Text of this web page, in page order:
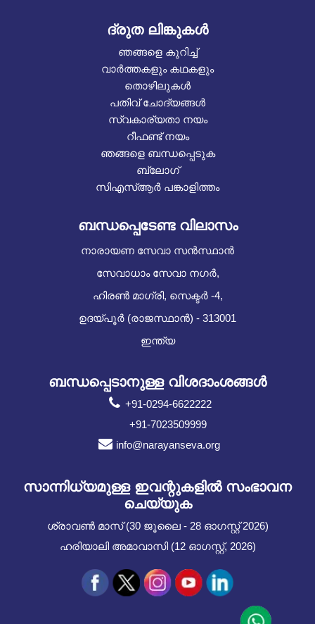
ദ്രുത ലിങ്കുകൾ
ഞങ്ങളെ കുറിച്ച്
വാർത്തകളും കഥകളും
തൊഴിലുകൾ
പതിവ് ചോദ്യങ്ങൾ
സ്വകാര്യതാ നയം
റീഫണ്ട് നയം
ഞങ്ങളെ ബന്ധപ്പെടുക
ബ്ലോഗ്
സിഎസ്ആർ പങ്കാളിത്തം
ബന്ധപ്പെടേണ്ട വിലാസം
നാരായണ സേവാ സൻസ്ഥാൻ
സേവാധാം സേവാ നഗർ,
ഹിരൺ മാഗ്രി, സെക്ടർ -4,
ഉദയ്പൂർ (രാജസ്ഥാൻ) - 313001
ഇന്ത്യ
ബന്ധപ്പെടാനുള്ള വിശദാംശങ്ങൾ
+91-0294-6622222
+91-7023509999
info@narayanseva.org
സാന്നിധ്യമുള്ള ഇവന്റുകളില്‍ സംഭാവന
ചെയ്യുക
ശ്രാവൺ മാസ് (30 ജൂലൈ - 28 ഓഗസ്റ്റ് 2026)
ഹരിയാലി അമാവാസി (12 ഓഗസ്റ്റ്, 2026)